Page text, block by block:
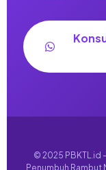
© 2025 PBKTL.id
Penumbuh Rambut